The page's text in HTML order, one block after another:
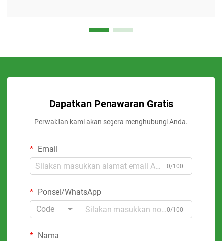
Dapatkan Penawaran Gratis
Perwakilan kami akan segera menghubungi Anda.
Email
0/100
Ponsel/WhatsApp
Code
0/100
Nama